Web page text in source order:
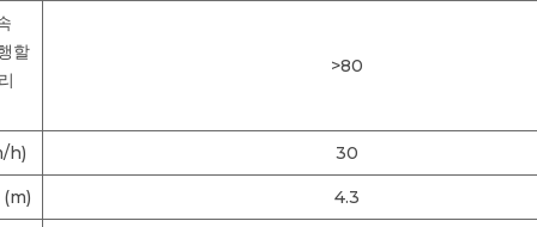
할
>80
h) 30
(m) 4.3